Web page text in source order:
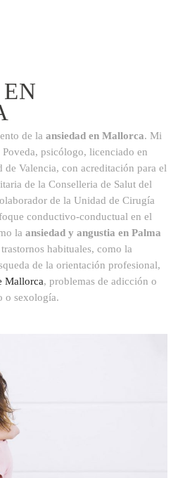
de la ansiedad en Mallorca. Mi
psicólogo, licenciado en
Valencia, con acreditación para el
de la Conselleria de Salut del
de la Unidad de Cirugía
conductivo-conductual en el
la ansiedad y angustia en Palma
habituales, como la
de la orientación profesional,
Mallorca, problemas de adicción o
o sexología.